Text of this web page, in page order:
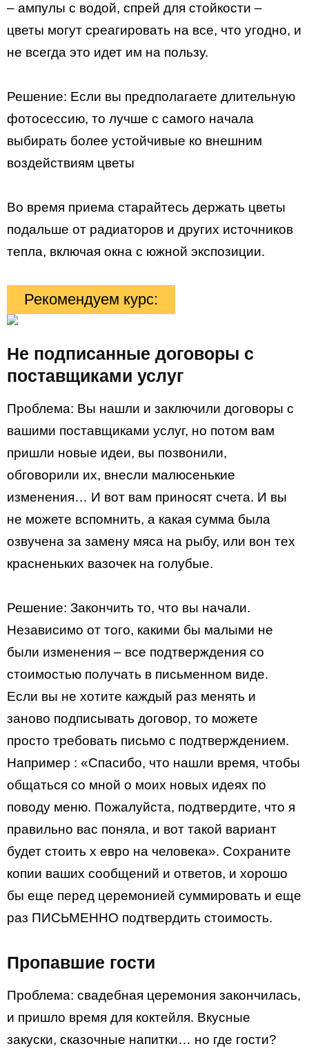
– ампулы с водой, спрей для стойкости –
цветы могут среагировать на все, что угодно, и
не всегда это идет им на пользу.
Решение: Если вы предполагаете длительную
фотосессию, то лучше с самого начала
выбирать более устойчивые ко внешним
воздействиям цветы
Во время приема старайтесь держать цветы
подальше от радиаторов и других источников
тепла, включая окна с южной экспозиции.
Рекомендуем курс:
Не подписанные договоры с
поставщиками услуг
Проблема: Вы нашли и заключили договоры с
вашими поставщиками услуг, но потом вам
пришли новые идеи, вы позвонили,
обговорили их, внесли малюсенькие
изменения… И вот вам приносят счета. И вы
не можете вспомнить, а какая сумма была
озвучена за замену мяса на рыбу, или вон тех
красненьких вазочек на голубые.
Решение: Закончить то, что вы начали.
Независимо от того, какими бы малыми не
были изменения – все подтверждения со
стоимостью получать в письменном виде.
Если вы не хотите каждый раз менять и
заново подписывать договор, то можете
просто требовать письмо с подтверждением.
Например : «Спасибо, что нашли время, чтобы
общаться со мной о моих новых идеях по
поводу меню. Пожалуйста, подтвердите, что я
правильно вас поняла, и вот такой вариант
будет стоить х евро на человека». Сохраните
копии ваших сообщений и ответов, и хорошо
бы еще перед церемонией суммировать и еще
раз ПИСЬМЕННО подтвердить стоимость.
Пропавшие гости
Проблема: свадебная церемония закончилась,
и пришло время для коктейля. Вкусные
закуски, сказочные напитки… но где гости?